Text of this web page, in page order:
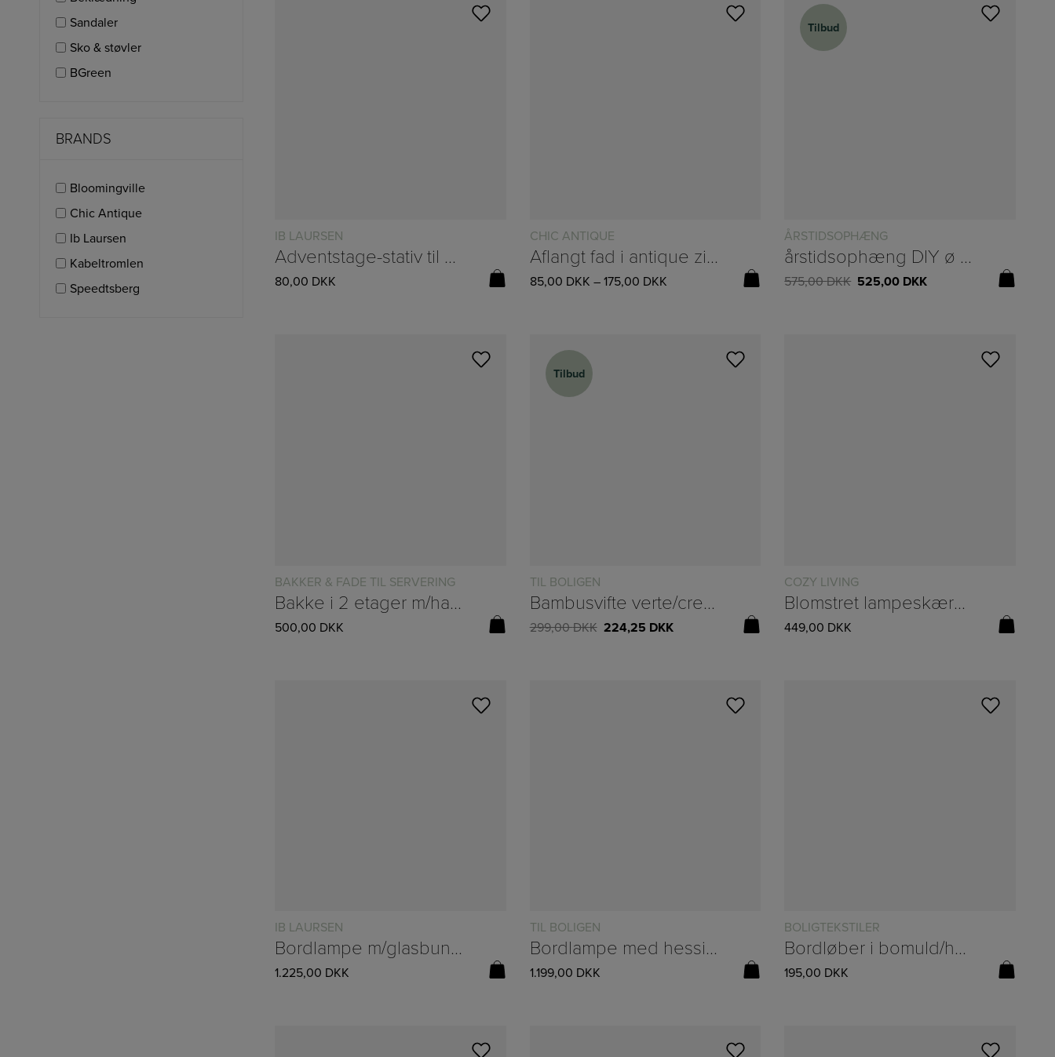
IB LAURSEN
Adventstage-stativ til DIY t/4 bedelys Ø21,7cm
80,00 DKK
CHIC ANTIQUE
Aflangt fad i antique zink – vælg mellem 3 størrelser
85,00 DKK –175,00 DKK
Tilbud
Tilbud
ÅRSTIDSOPHÆNG
årstidsophæng DIY ø 80cm
575,00DKK 525,00 DKK
BAKKER & FADE TIL SERVERING
Bakke i 2 etager m/hanke i rattan – B:19/H:26,5/L:44cm
500,00 DKK
Tilbud
Tilbud
TIL BOLIGEN
Bambusvifte verte/creme
299,00DKK 224,25 DKK
COZY LIVING
Blomstret lampeskærm “Juliette” fra Cozy Living – H:30/Ø:25cm
449,00 DKK
IB LAURSEN
Bordlampe m/glasbund og juteskærm fra Ib Laursen – B:30,5/H:46,5cm
1.225,00 DKK
TIL BOLIGEN
Bordlampe med hessianskærm fra Ib Laursen
1.199,00 DKK
BOLIGTEKSTILER
Bordløber i bomuld/hør og m/broderi fra Speedtsberg – 35x160cm
195,00 DKK
Sandaler
Sko & støvler
BGreen
BRANDS
Bloomingville
Chic Antique
Ib Laursen
Kabeltromlen
Speedtsberg